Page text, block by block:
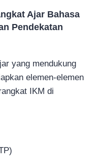
Ajar Bahasa
Pendekatan
yang mendukung
elemen-elemen
IKM di